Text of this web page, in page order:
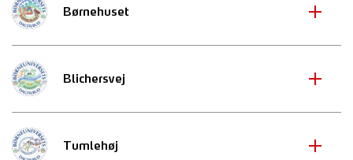
Børnehuset
Blichersvej
Tumlehøj